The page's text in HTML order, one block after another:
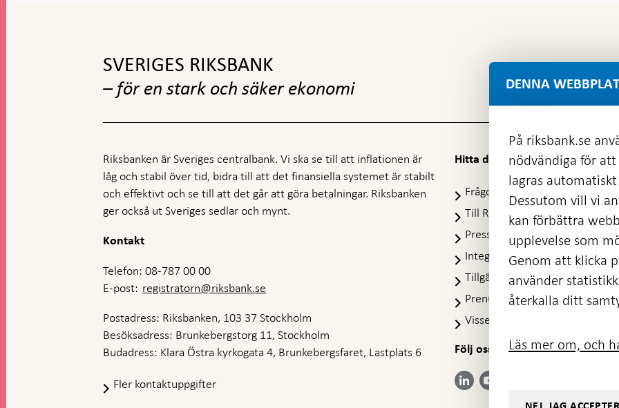
SVERIGES RIKSBANK
– för en stark och säker ekonomi
Riksbanken är Sveriges centralbank. Vi ska se till att inflationen är
låg och stabil över tid, bidra till att det finansiella systemet är stabilt
och effektivt och se till att det går att göra betalningar. Riksbanken
ger också ut Sveriges sedlar och mynt.
Kontakt
Telefon: 08-787 00 00
E-post: registratorn@riksbank.se
Postadress: Riksbanken, 103 37 Stockholm
Besöksadress: Brunkebergstorg 11, Stockholm
Budadress: Klara Östra kyrkogata 4, Brunkebergsfaret, Lastplats 6
Fler kontaktuppgifter
Hitta direkt
Frågor och svar
Öppnas
i
ny
flik
Till Riksbankens webbarkiv
ny
flik
Presskontakt
Integritetspolicy
Tillgänglighetsredogörelse
Prenumerera på utskick
Visselblåsning
Följ oss på sociala medier
Dela på:
LinkedIn
Dela på:
YouTube
-
Facebook
Dela
DENNA
På riksbank.se
nödvändiga för
lagras
Dessutom vill vi
kan förbättra
upplevelse som
Genom att klicka
använder
återkalla ditt
Läs mer om, och